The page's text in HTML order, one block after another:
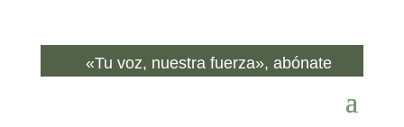
«Tu voz, nuestra fuerza», abónate